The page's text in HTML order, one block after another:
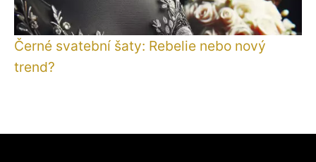
Černé svatební šaty: Rebelie nebo nový
trend?